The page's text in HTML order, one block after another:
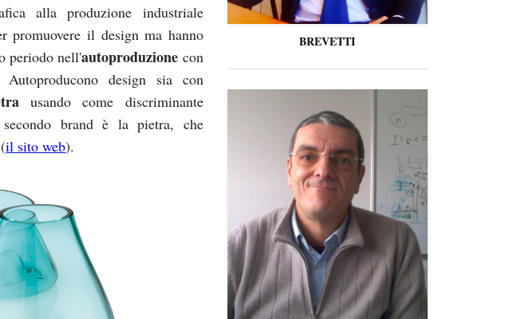
alla produzione industriale
promuovere il design ma hanno
periodo nell'autoproduzione con
design sia con
usando come discriminante
brand è la pietra, che
il sito web).
BREVETTI